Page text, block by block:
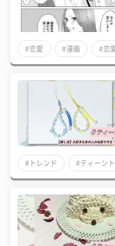
#恋愛 #漫画 #恋
#トレンド #ティーン